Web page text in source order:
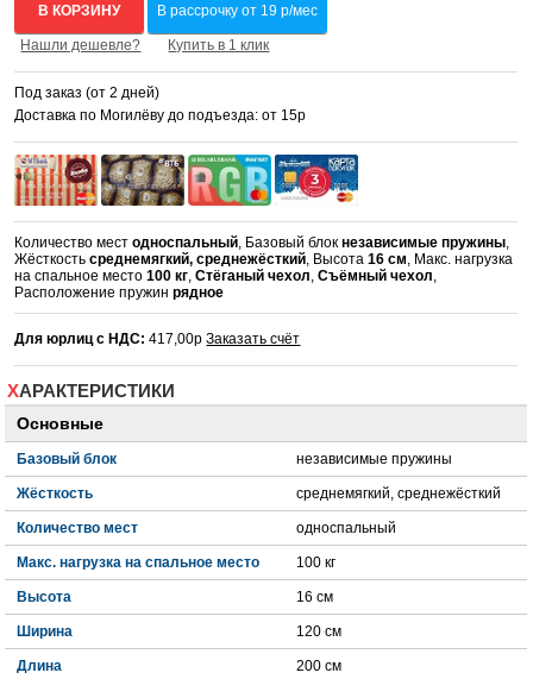
В КОРЗИНУ В рассрочку от 19 р/мес
Нашли дешевле? Купить в 1 клик
Под заказ (от 2 дней)
Доставка по Могилёву до подъезда: от 15р
Количество местодноспальный, Базовый блокнезависимые пружины,
Жёсткостьсреднемягкий, среднежёсткий, Высота16 см, Макс. нагрузка
на спальное место100 кг,Стёганый чехол,Съёмный чехол,
Расположение пружинрядное
Для юрлиц с НДС: 417,00рЗаказать счёт
ХАРАКТЕРИСТИКИ
Основные
Базовый блок независимые пружины
Жёсткость среднемягкий, среднежёсткий
Количество мест односпальный
Макс. нагрузка на спальное место 100 кг
Высота 16 см
Ширина 120 см
Длина 200 см